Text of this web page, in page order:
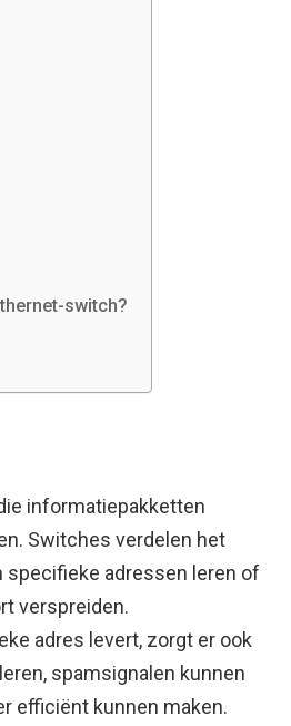
switch?
informatiepakketten
Switches verdelen het
specifieke adressen leren of
verspreiden.
adres levert, zorgt er ook
spamsignalen kunnen
efficiënt kunnen maken.